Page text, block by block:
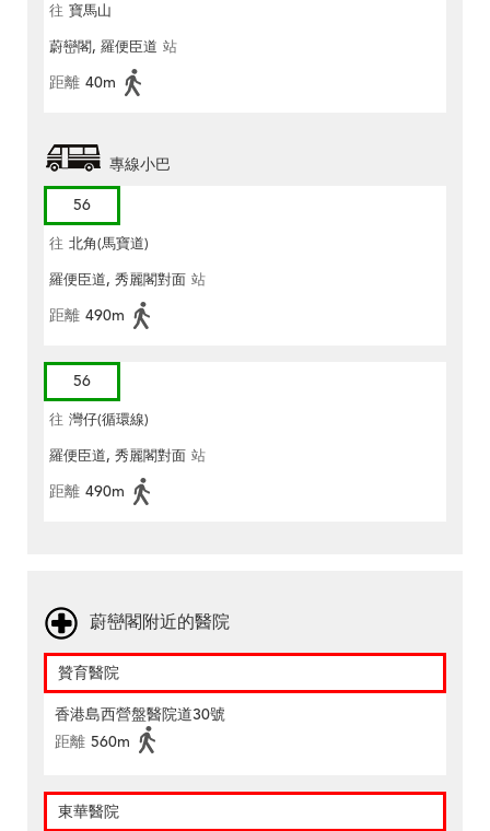
往 寶馬山
蔚巒閣, 羅便臣道 站
距離 40m
專線小巴
56
往 北角(馬寶道)
羅便臣道, 秀麗閣對面 站
距離 490m
56
往 灣仔(循環線)
羅便臣道, 秀麗閣對面 站
距離 490m
蔚巒閣附近的醫院
贊育醫院
香港島西營盤醫院道30號
距離 560m
東華醫院